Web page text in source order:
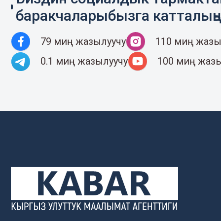
баракчаларыбызга
79 миң жазылуучу
110 миң
0.1 миң жазылуучу
100 миң